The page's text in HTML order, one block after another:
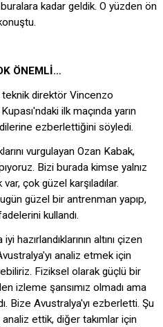
kadar geldik. O yüzden ön
ÖNEMLİ…
direktör Vincenzo
ilk maçında yarın
ezberlettiğini söyledi.
vurgulayan Ozan Kabak,
Bizi burada kimse yalnız
çok güzel karşıladılar.
güzel bir antrenman yapıp,
kullandı.
hazırlandıklarının altını çizen
analiz etmek için
Fiziksel olarak güçlü bir
izleme şansımız olmadı ama
Bize Avustralya'yı ezberletti. Şu
ettik, diğer takımlar için